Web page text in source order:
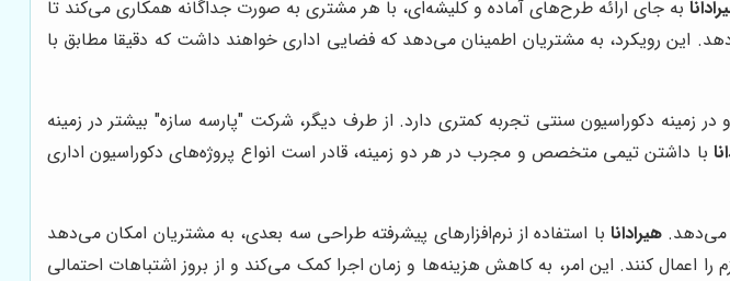
به جای ارائه طرح‌های آماده و کلیشه‌ای، با هر مشتری به صورت جداگانه همکاری می‌کند تا
این رویکرد، به مشتریان اطمینان می‌دهد که فضایی اداری خواهند داشت که دقیقا مطابق با
زمینه دکوراسیون سنتی تجربه کمتری دارد. از طرف دیگر، شرکت "پارسه سازه" بیشتر در زمینه
با داشتن تیمی متخصص و مجرب در هر دو زمینه، قادر است انواع پروژه‌های دکوراسیون اداری
می‌دهد.هیرادانا با استفاده از نرم‌افزارهای پیشرفته طراحی سه بعدی، به مشتریان امکان می‌دهد
را اعمال کنند. این امر، به کاهش هزینه‌ها و زمان اجرا کمک می‌کند و از بروز اشتباهات احتمالی